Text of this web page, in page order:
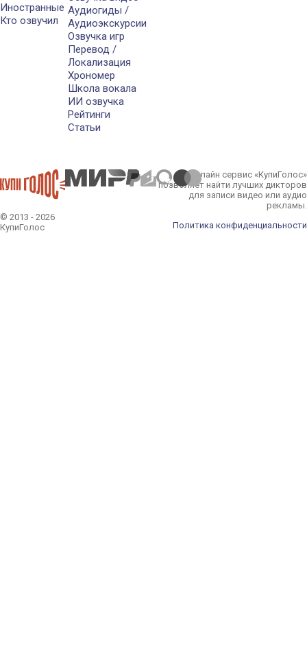
Иностранные
Кто озвучил
Аудиогиды /
Аудиоэкскурсии
Озвучка игр
Перевод /
Локализация
Хрономер
Школа вокала
ИИ озвучка
Рейтинги
Статьи
© 2013 - 2026
КупиГолос
Онлайн сервис «КупиГолос»
позволяет найти лучших дикторов
для записи видео или аудио
рекламы.
Политика конфиденциальности